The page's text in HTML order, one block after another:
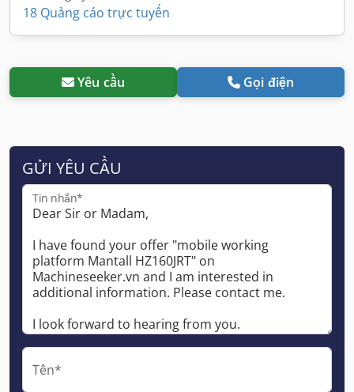
18 Quảng cáo trực tuyến
Yêu cầu Gọi điện
GỬI YÊU CẦU
Tin nhắn*
Tên*